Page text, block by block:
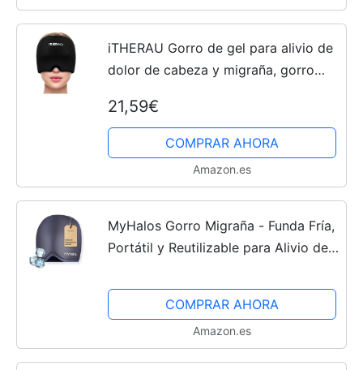
iTHERAU Gorro de gel para alivio de
dolor de cabeza y migraña, gorro
migraine relief cap para alivio de
dolor de cabeza,...
21,59€
COMPRAR AHORA
Amazon.es
MyHalos Gorro Migraña - Funda Fría,
Portátil y Reutilizable para Alivio de
por Tensión y Presión Sinusal - Gorro
para...
COMPRAR AHORA
Amazon.es